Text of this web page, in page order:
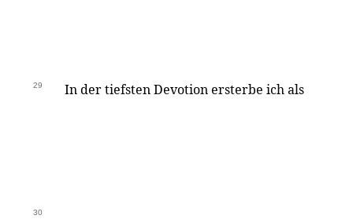
29 In der tiefsten Devotion ersterbe ich als
30